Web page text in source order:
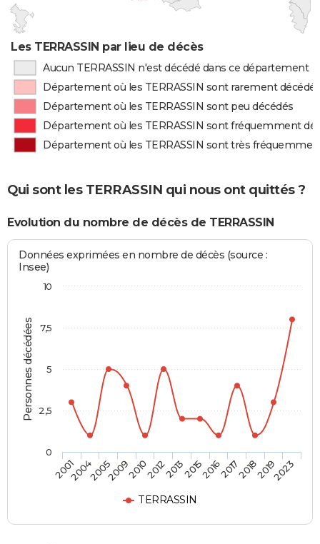
Les TERRASSIN par lieu de décès
Aucun TERRASSIN n'est décédé dans ce département
Département où les TERRASSIN sont rarement
Département où les TERRASSIN sont peu décédés
Département où les TERRASSIN sont fréquemment
Département où les TERRASSIN sont très
Qui sont les TERRASSIN qui nous ont quittés ?
Evolution du nombre de décès de TERRASSIN
Personnes décédées
Données exprimées en nombre de décès (source :
Insee)
TERRASSIN
2001200420052009201020122013201520162017201820192023
0
10
2,5
5
7,5